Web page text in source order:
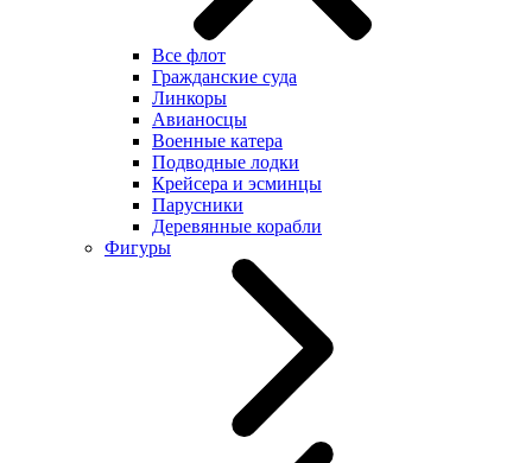
Все флот
Гражданские суда
Линкоры
Авианосцы
Военные катера
Подводные лодки
Крейсера и эсминцы
Парусники
Деревянные корабли
Фигуры